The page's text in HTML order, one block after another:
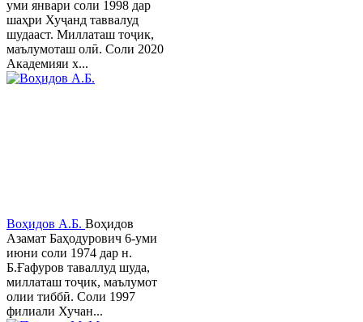
уми январи соли 1998 дар
шаҳри Хуҷанд таввалуд
шудааст. Миллаташ тоҷик,
маълумоташ олӣ. Соли 2020
Академияи х...
Воҳидов А.Б. Воҳидов
Азамат Баҳодурович 6-уми
июни соли 1974 дар н.
Б.Ғафуров таваллуд шуда,
миллаташ тоҷик, маълумот
олии тиббӣ. Соли 1997
филиали Хучан...